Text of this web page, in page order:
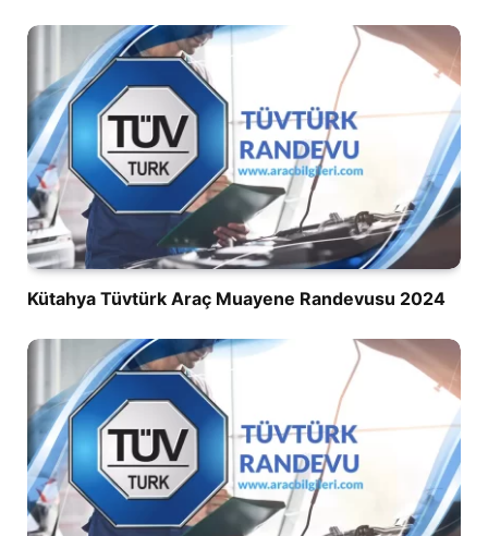
Kütahya Tüvtürk Araç Muayene Randevusu 2024